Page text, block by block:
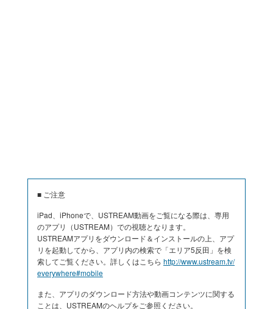
■ ご注意
iPad、iPhoneで、USTREAM動画をご覧になる際は、専用
のアプリ（USTREAM）での視聴となります。
USTREAMアプリをダウンロード＆インストールの上、アプ
リを起動してから、アプリ内の検索で「エリア5反田」を検
索してご覧ください。詳しくはこちら http://www.ustream.tv/
everywhere#mobile
また、アプリのダウンロード方法や動画コンテンツに関する
ことは、USTREAMのヘルプをご参照ください。